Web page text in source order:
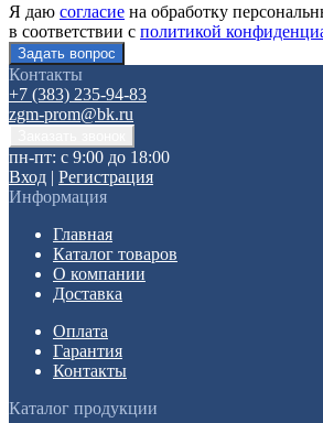
Я даю согласие на обработку
в соответствии с политикой
Контакты
+7 (383) 235-94-83
zgm-prom@bk.ru
пн-пт: с 9:00 до 18:00
Вход | Регистрация
Информация
Главная
Каталог товаров
О компании
Доставка
Оплата
Гарантия
Контакты
Каталог продукции